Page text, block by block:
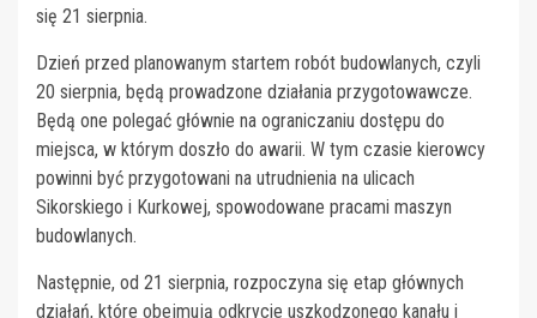
się 21 sierpnia.
Dzień przed planowanym startem robót budowlanych, czyli
20 sierpnia, będą prowadzone działania przygotowawcze.
Będą one polegać głównie na ograniczaniu dostępu do
miejsca, w którym doszło do awarii. W tym czasie kierowcy
powinni być przygotowani na utrudnienia na ulicach
Sikorskiego i Kurkowej, spowodowane pracami maszyn
budowlanych.
Następnie, od 21 sierpnia, rozpoczyna się etap głównych
działań, które obejmują odkrycie uszkodzonego kanału i